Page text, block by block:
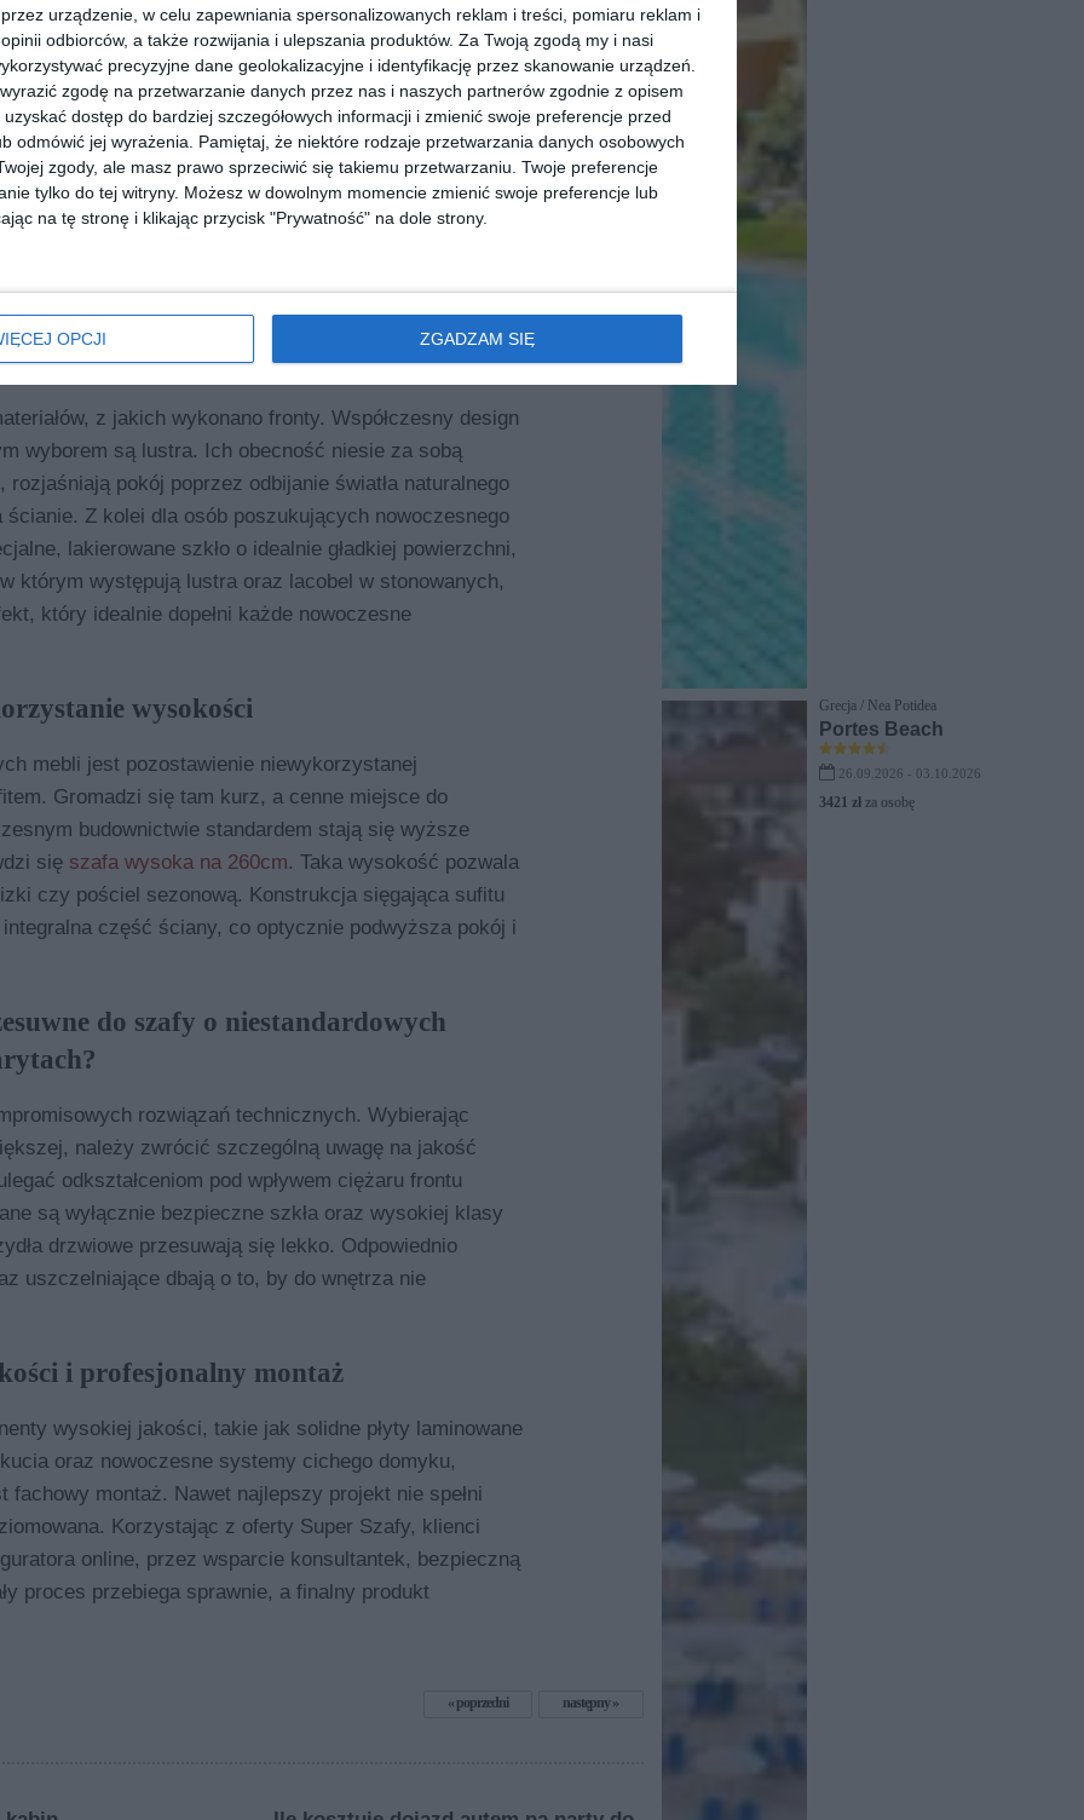
przez urządzenie, w celu zapewniania spersonalizowanych reklam i treści, pomiaru reklam i
odbiorców, a także rozwijania i ulepszania produktów. Za Twoją zgodą my i nasi
precyzyjne dane geolokalizacyjne i identyfikację przez skanowanie urządzeń.
zgodę na przetwarzanie danych przez nas i naszych partnerów zgodnie z opisem
dostęp do bardziej szczegółowych informacji i zmienić swoje preferencje przed
odmówić jej wyrażenia.
Pamiętaj, że niektóre rodzaje przetwarzania danych osobowych
zgody, ale masz prawo sprzeciwić się takiemu przetwarzaniu. Twoje preferencje
tylko do tej witryny. Możesz w dowolnym momencie zmienić swoje preferencje lub
na tę stronę i klikając przycisk "Prywatność" na dole strony.
OPCJI ZGADZAM SIĘ
małych i dużych przestrzeniach
komfort codziennego użytkowania mebli.
wolnej przestrzeni przed frontem, co w wąskich
okazują się drzwi przesuwne. Dzięki nim
reorganizacji otoczenia. Nowoczesne systemy
i bez oporu. To idealne rozwiązanie zarówno do
klasycznym. Solidne profile gwarantują
i lacobel jako synonim elegancji
z jakich wykonano fronty. Współczesny design
wyborem są lustra. Ich obecność niesie za sobą
pokój poprzez odbijanie światła naturalnego
Z kolei dla osób poszukujących nowoczesnego
lakierowane szkło o idealnie gładkiej powierzchni,
którym występują lustra oraz lacobel w stonowanych,
który idealnie dopełni każde nowoczesne
wysokości
mebli jest pozostawienie niewykorzystanej
Gromadzi się tam kurz, a cenne miejsce do
budownictwie standardem stają się wyższe
się szafa wysoka na 260cm. Taka wysokość pozwala
czy pościel sezonową. Konstrukcja sięgająca sufitu
część ściany, co optycznie podwyższa pokój i
do szafy o niestandardowych
rozwiązań technicznych. Wybierając
należy zwrócić szczególną uwagę na jakość
odkształceniom pod wpływem ciężaru frontu
są wyłącznie bezpieczne szkła oraz wysokiej klasy
drzwiowe przesuwają się lekko. Odpowiednio
uszczelniające dbają o to, by do wnętrza nie
i profesjonalny montaż
wysokiej jakości, takie jak solidne płyty laminowane
oraz nowoczesne systemy cichego domyku,
montaż. Nawet najlepszy projekt nie spełni
Korzystając z oferty Super Szafy, klienci
online, przez wsparcie konsultantek, bezpieczną
proces przebiega sprawnie, a finalny produkt
poprzedni następny
Grecja / Nea Potidea
Portes Beach
26.09.2026 - 03.10.2026
3421 zł za osobę